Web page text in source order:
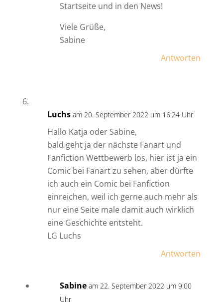
Startseite und in den News!
Viele Grüße,
Sabine
Antworten
Luchs am 20. September 2022 um 16:24 Uhr
Hallo Katja oder Sabine,
bald geht ja der nächste Fanart und
Fanfiction Wettbewerb los, hier ist ja ein
Comic bei Fanart zu sehen, aber dürfte
ich auch ein Comic bei Fanfiction
einreichen, weil ich gerne auch mehr als
nur eine Seite male damit auch wirklich
eine Geschichte entsteht.
LG Luchs
Antworten
Sabine am 22. September 2022 um 9:00
Uhr